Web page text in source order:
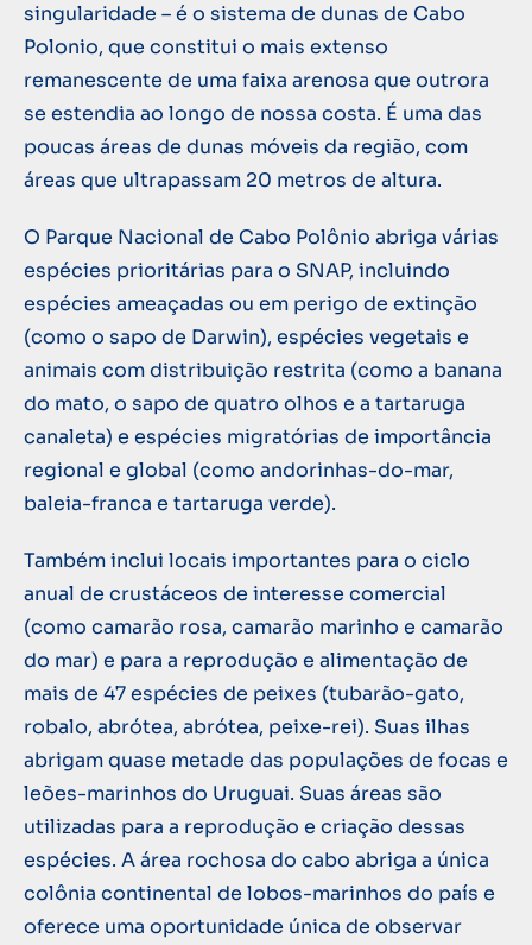
singularidade – é o sistema de dunas de Cabo
Polonio, que constitui o mais extenso
remanescente de uma faixa arenosa que outrora
se estendia ao longo de nossa costa. É uma das
poucas áreas de dunas móveis da região, com
áreas que ultrapassam 20 metros de altura.
O Parque Nacional de Cabo Polônio abriga várias
espécies prioritárias para o SNAP, incluindo
espécies ameaçadas ou em perigo de extinção
(como o sapo de Darwin), espécies vegetais e
animais com distribuição restrita (como a banana
do mato, o sapo de quatro olhos e a tartaruga
canaleta) e espécies migratórias de importância
regional e global (como andorinhas-do-mar,
baleia-franca e tartaruga verde).
Também inclui locais importantes para o ciclo
anual de crustáceos de interesse comercial
(como camarão rosa, camarão marinho e camarão
do mar) e para a reprodução e alimentação de
mais de 47 espécies de peixes (tubarão-gato,
robalo, abrótea, abrótea, peixe-rei). Suas ilhas
abrigam quase metade das populações de focas e
leões-marinhos do Uruguai. Suas áreas são
utilizadas para a reprodução e criação dessas
espécies. A área rochosa do cabo abriga a única
colônia continental de lobos-marinhos do país e
oferece uma oportunidade única de observar